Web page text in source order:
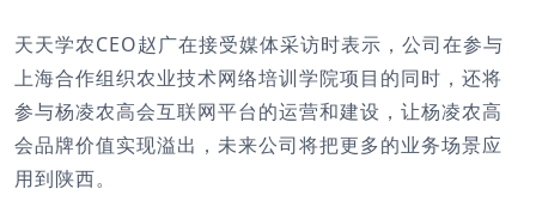
天天学农CEO赵广在接受媒体采访时表示，公司在参与
上海合作组织农业技术网络培训学院项目的同时，还将
参与杨凌农高会互联网平台的运营和建设，让杨凌农高
会品牌价值实现溢出，未来公司将把更多的业务场景应
用到陕西。